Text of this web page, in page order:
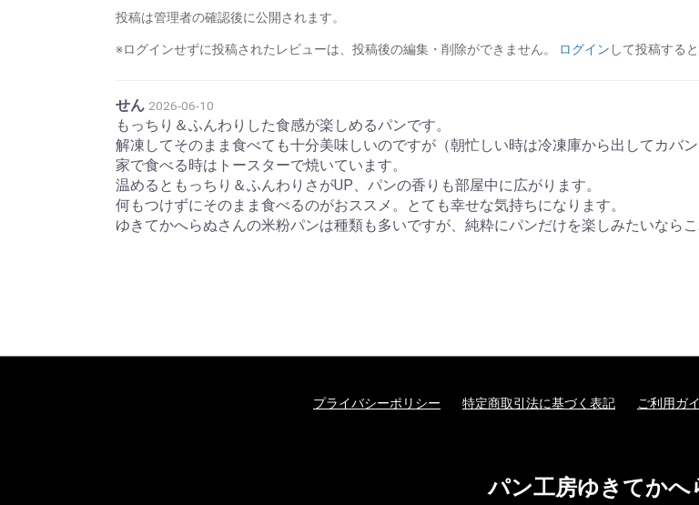
投稿は管理者の確認後に公開されます。
※ログインせずに投稿されたレビューは、投稿後の編集・削除ができません。 ログイン して投稿する
せん 2026-06-10
もっちり＆ふんわりした食感が楽しめるパンです。
解凍してそのまま食べても十分美味しいのですが（朝忙しい時は冷凍庫から出してカバ
家で食べる時はトースターで焼いています。
温めるともっちり＆ふんわりさがUP、パンの香りも部屋中に広がります。
何もつけずにそのまま食べるのがおススメ。とても幸せな気持ちになります。
ゆきてかへらぬさんの米粉パンは種類も多いですが、純粋にパンだけを楽しみたいならこ
プライバシーポリシー 特定商取引法に基づく表記 ご利用ガ
パン工房ゆきてかへ